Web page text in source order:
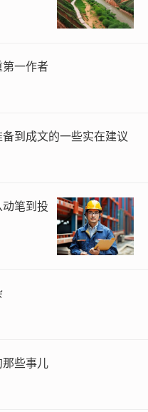
一作者
到成文的一些实在建议
笔到投
些事儿